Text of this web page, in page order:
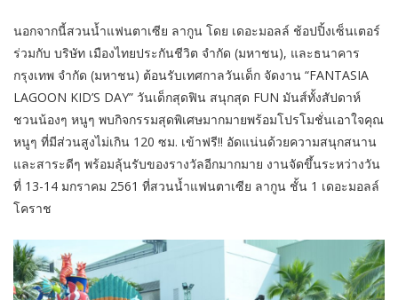
นอกจากนี้สวนน้ำแฟนตาเซีย ลากูน โดย เดอะมอลล์ ช้อปปิ้งเซ็นเตอร์
ร่วมกับ บริษัท เมืองไทยประกันชีวิต จำกัด (มหาชน), และธนาคาร
กรุงเทพ จำกัด (มหาชน) ต้อนรับเทศกาลวันเด็ก จัดงาน “FANTASIA
LAGOON KID’S DAY” วันเด็กสุดฟิน สนุกสุด FUN มันส์ทั้งสัปดาห์
ชวนน้องๆ หนูๆ พบกิจกรรมสุดพิเศษมากมายพร้อมโปรโมชั่นเอาใจคุณ
หนูๆ ที่มีส่วนสูงไม่เกิน 120 ซม. เข้าฟรี!! อัดแน่นด้วยความสนุกสนาน
และสาระดีๆ พร้อมลุ้นรับของรางวัลอีกมากมาย งานจัดขึ้นระหว่างวัน
ที่ 13-14 มกราคม 2561 ที่สวนน้ำแฟนตาเซีย ลากูน ชั้น 1 เดอะมอลล์
โคราช